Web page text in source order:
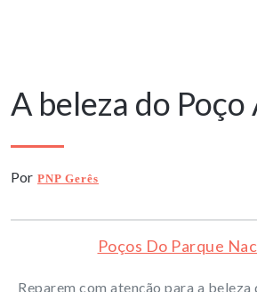
A beleza do Poço
Por PNP Gerês
Poços Do Parque
Reparem com atenção para a beleza